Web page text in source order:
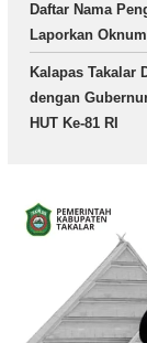
Daftar Nama
Laporkan
Kalapas Takalar
dengan
HUT Ke-81 RI